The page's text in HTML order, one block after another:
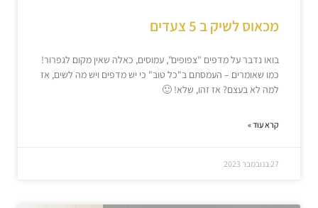
מכאוס לשיק ב 5 צעדים
בואו נדבר על מדפים "צפופים", עמוסים, כאלה שאין מקום לגפרור!
כמו שאומרים – העמסתם ב"כל טוב" כי יש מדפים ויש מה לשים, אז
למה לא בעצם? אז זהו, שלא! 🙂
קרא עוד »
27 בנובמבר 2023